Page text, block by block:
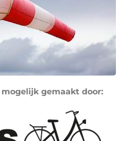
gemaakt door: